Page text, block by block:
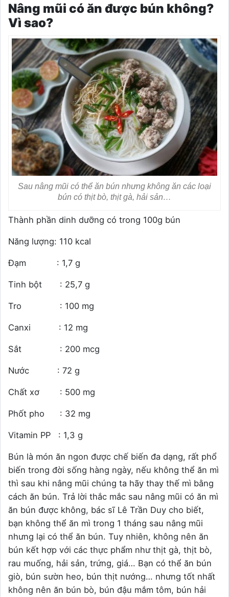
Nâng mũi có ăn được bún không?
Vì sao?
Sau nâng mũi có thể ăn bún nhưng không ăn các loại
bún có thịt bò, thịt gà, hải sản…
Thành phần dinh dưỡng có trong 100g bún
Năng lượng: 110 kcal
Đạm : 1,7 g
Tinh bột : 25,7 g
Tro : 100 mg
Canxi : 12 mg
Sắt : 200 mcg
Nước : 72 g
Chất xơ : 500 mg
Phốt pho : 32 mg
Vitamin PP : 1,3 g
Bún là món ăn ngon được chế biến đa dạng, rất phổ
biến trong đời sống hàng ngày, nếu không thể ăn mì
thì sau khi nâng mũi chúng ta hãy thay thế mì bằng
cách ăn bún. Trả lời thắc mắc sau nâng mũi có ăn mì
ăn bún được không, bác sĩ Lê Trần Duy cho biết,
bạn không thể ăn mì trong 1 tháng sau nâng mũi
nhưng lại có thể ăn bún. Tuy nhiên, không nên ăn
bún kết hợp với các thực phẩm như thịt gà, thịt bò,
rau muống, hải sản, trứng, giá… Bạn có thể ăn bún
giò, bún sườn heo, bún thịt nướng… nhưng tốt nhất
không nên ăn bún bò, bún đậu mắm tôm, bún hải